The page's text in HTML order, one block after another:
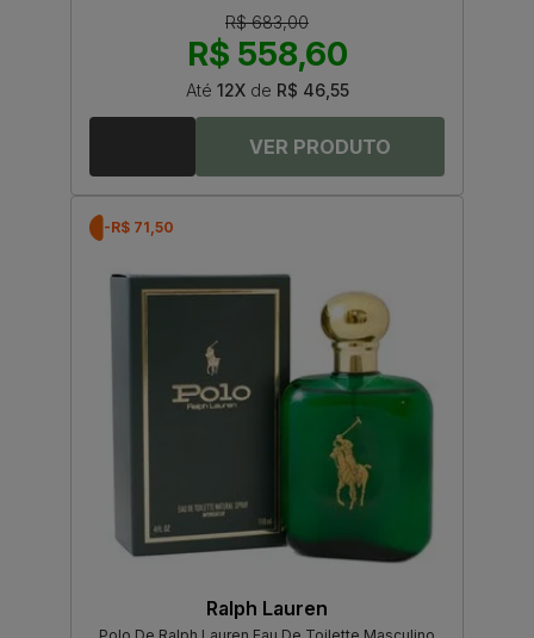
R$ 683,00
R$ 558,60
Até 12Xde R$ 46,55
-R$ 71,50
Ralph Lauren